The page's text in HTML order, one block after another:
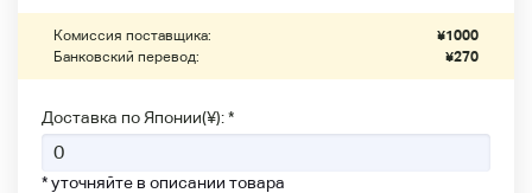
Комиссия поставщика: ¥1000
Банковский перевод:
¥270
Доставка по Японии(¥): *
* уточняйте в описании товара